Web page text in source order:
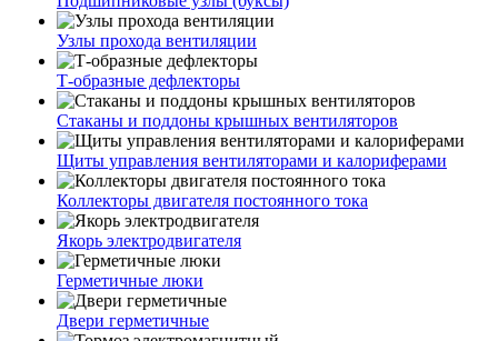
Узлы прохода вентиляции
Т-образные дефлекторы
Стаканы и поддоны крышных вентиляторов
Щиты управления вентиляторами и калориферами
Коллекторы двигателя постоянного тока
Якорь электродвигателя
Герметичные люки
Двери герметичные